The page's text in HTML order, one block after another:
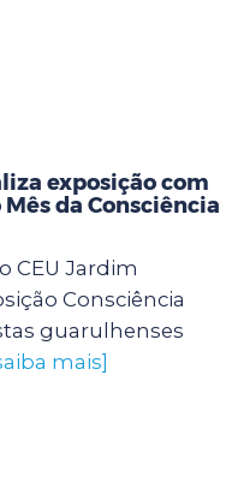
exposição com
da Consciência
CEU Jardim
Consciência
guarulhenses
mais]